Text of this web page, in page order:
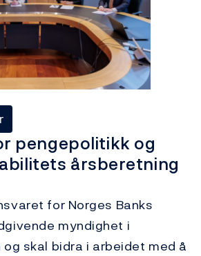
pengepolitikk og
årsberetning
for Norges Banks
myndighet i
skal bidra i arbeidet med å